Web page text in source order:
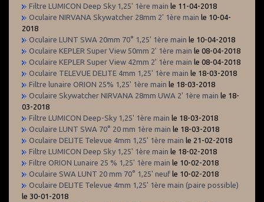
Filtre LUMICON Deep Sky 1,25' 1ère main le 11-04-2018
Oculaire NIRVANA Skywatcher 28mm 2' 1ère main le 10-04-
2018
Oculaire LUNT SWA 20mm 70° 1,25' 1ère main le 10-04-2018
Oculaire KEPLER Super View 50mm 2' 1ère main le 08-04-2018
Oculaire KEPLER Super View 42mm 2' 1ère main le 08-04-2018
Oculaire TELEVUE DELITE 4mm 1,25' 1ère main le 18-03-2018
Filtre lunaire ORION 25% 1,25' 1ère main le 18-03-2018
Oculaire Skywatcher NIRVANA 28mm UWA 2' 1ère main le 18-
03-2018
Filtre LUMICON Deep-Sky 1,25' 1ère main le 18-03-2018
Oculaire LUNT SWA 70° 20 mm 1ère main le 18-03-2018
Oculaire DELITE Televue 4mm 1,25' 1ère main le 21-02-2018
Filtre LUMICON Deep Sky 1,25' 1ère main le 18-02-2018
Filtre ORION Lunaire 25 % 1,25' 1ère main le 10-02-2018
Oculaire SWA LUNT 20 mm 70° 1,25' neuf le 10-02-2018
Oculaire DELITE Televue 4mm 1,25' 1ère main (paire possible)
le 30-01-2018